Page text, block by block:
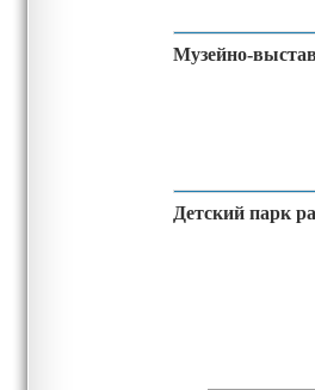
Музейно-
Детский парк